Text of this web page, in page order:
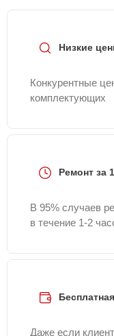
Низкие
Конкурентные
комплектующих
Ремонт за
В 95% случаев
в течение 1-2
Даже если